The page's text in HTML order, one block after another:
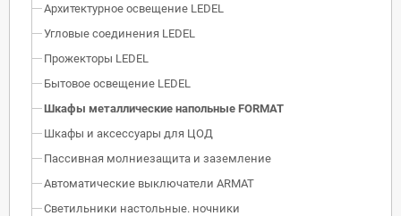
Архитектурное освещение LEDEL
Угловые соединения LEDEL
Прожекторы LEDEL
Бытовое освещение LEDEL
Шкафы металлические напольные FORMAT
Шкафы и аксессуары для ЦОД
Пассивная молниезащита и заземление
Автоматические выключатели ARMAT
Светильники настольные. ночники